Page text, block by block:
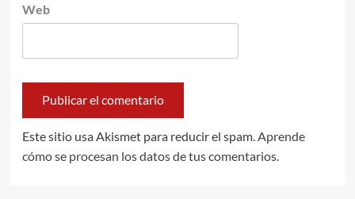
Web
Este sitio usa Akismet para reducir el spam. Aprende
cómo se procesan los datos de tus comentarios.